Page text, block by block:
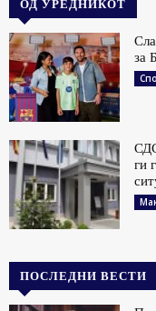
ОД УРЕДНИКОТ
за
ги
ПОСЛЕДНИ ВЕСТИ